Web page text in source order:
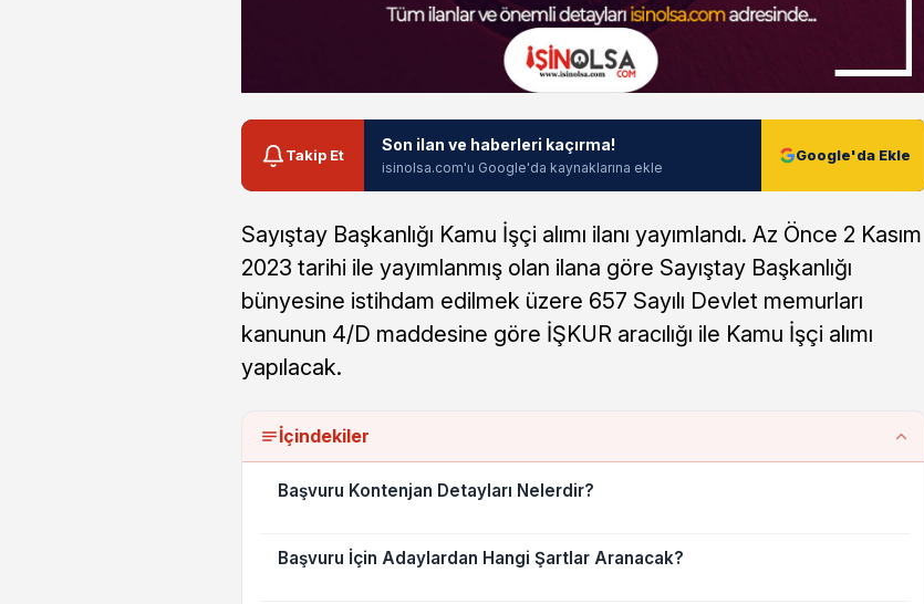
Takip Et
Son ilan ve haberleri kaçırma!
isinolsa.com'u Google'da kaynaklarına ekle
Google'da Ekle
Sayıştay Başkanlığı Kamu İşçi alımı ilanı yayımlandı. Az Önce 2 Kasım
2023 tarihi ile yayımlanmış olan ilana göre Sayıştay Başkanlığı
bünyesine istihdam edilmek üzere 657 Sayılı Devlet memurları
kanunun 4/D maddesine göre İŞKUR aracılığı ile Kamu İşçi alımı
yapılacak.
İçindekiler
Başvuru Kontenjan Detayları Nelerdir?
Başvuru İçin Adaylardan Hangi Şartlar Aranacak?